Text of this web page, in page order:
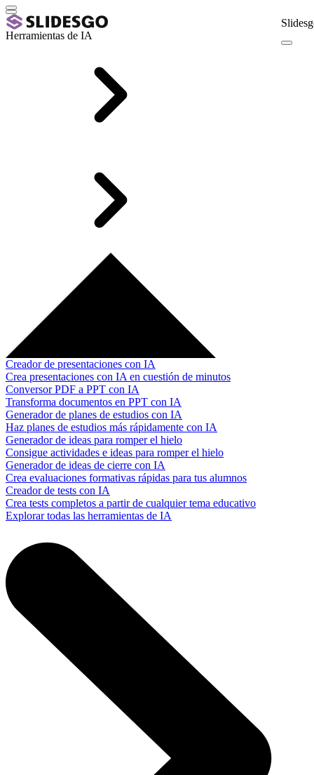
Herramientas de IA
Creador de presentaciones con IA
Crea presentaciones con IA en cuestión de minutos
Conversor PDF a PPT con IA
Transforma documentos en PPT con IA
Generador de planes de estudios con IA
Haz planes de estudios más rápidamente con IA
Generador de ideas para romper el hielo
Consigue actividades e ideas para romper el hielo
Generador de ideas de cierre con IA
Crea evaluaciones formativas rápidas para tus alumnos
Creador de tests con IA
Crea tests completos a partir de cualquier tema educativo
Explorar todas las herramientas de IA